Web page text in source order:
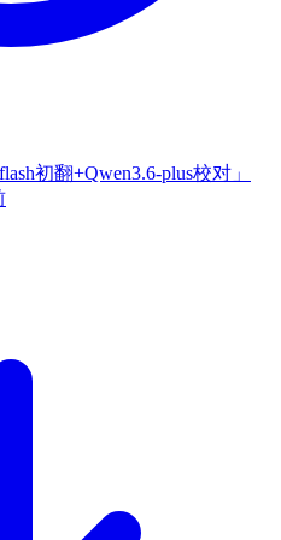
初翻+Qwen3.6-plus校对」